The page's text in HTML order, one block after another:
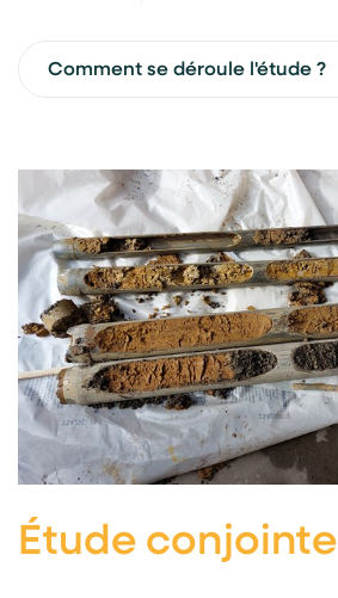
Comment se déroule l'étude ?
Étude conjointe